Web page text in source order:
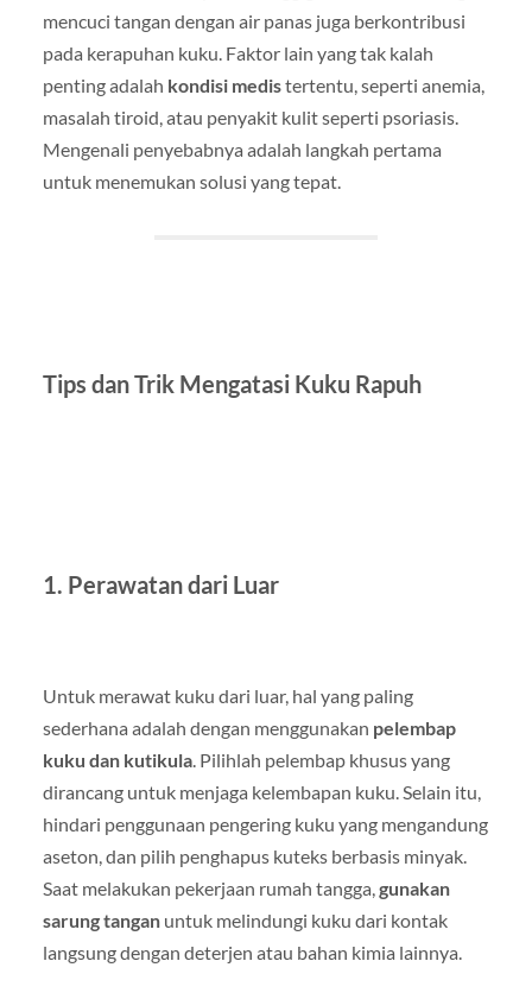
mencuci tangan dengan air panas juga berkontribusi
pada kerapuhan kuku. Faktor lain yang tak kalah
penting adalah kondisi medistertentu, seperti anemia,
masalah tiroid, atau penyakit kulit seperti psoriasis.
Mengenali penyebabnya adalah langkah pertama
untuk menemukan solusi yang tepat.
Tips dan Trik Mengatasi Kuku Rapuh
1. Perawatan dari Luar
Untuk merawat kuku dari luar, hal yang paling
sederhana adalah dengan menggunakan pelembap
kuku dan kutikula. Pilihlah pelembap khusus yang
dirancang untuk menjaga kelembapan kuku. Selain itu,
hindari penggunaan pengering kuku yang mengandung
aseton, dan pilih penghapus kuteks berbasis minyak.
Saat melakukan pekerjaan rumah tangga,gunakan
sarung tanganuntuk melindungi kuku dari kontak
langsung dengan deterjen atau bahan kimia lainnya.